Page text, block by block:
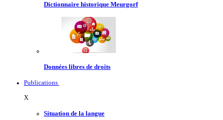
Dictionnaire historique Meurgorf
Données libres de droits
Publications
X
Situation de la langue